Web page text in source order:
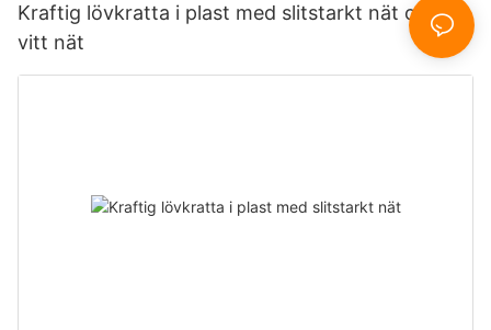
Kraftig lövkratta i plast med slitstarkt nät och
vitt nät